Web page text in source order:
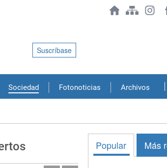
Sociedad Fotonoticias Archivos
Suscríbase
Popular Más